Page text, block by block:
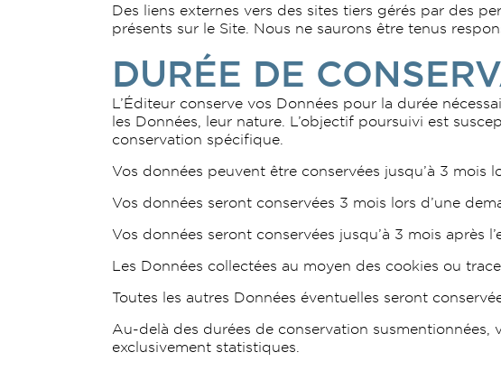
Des liens externes vers des sites tiers gérés par des
présents sur le Site. Nous ne saurons être tenus
DURÉE DE
L’Éditeur conserve vos Données pour la durée
les Données, leur nature. L’objectif poursuivi est
conservation spécifique.
Vos données peuvent être conservées jusqu’à 3
Vos données seront conservées 3 mois lors d’une
Vos données seront conservées jusqu’à 3 mois après
Les Données collectées au moyen des cookies ou
Toutes les autres Données éventuelles seront
Au-delà des durées de conservation susmentionnées,
exclusivement statistiques.